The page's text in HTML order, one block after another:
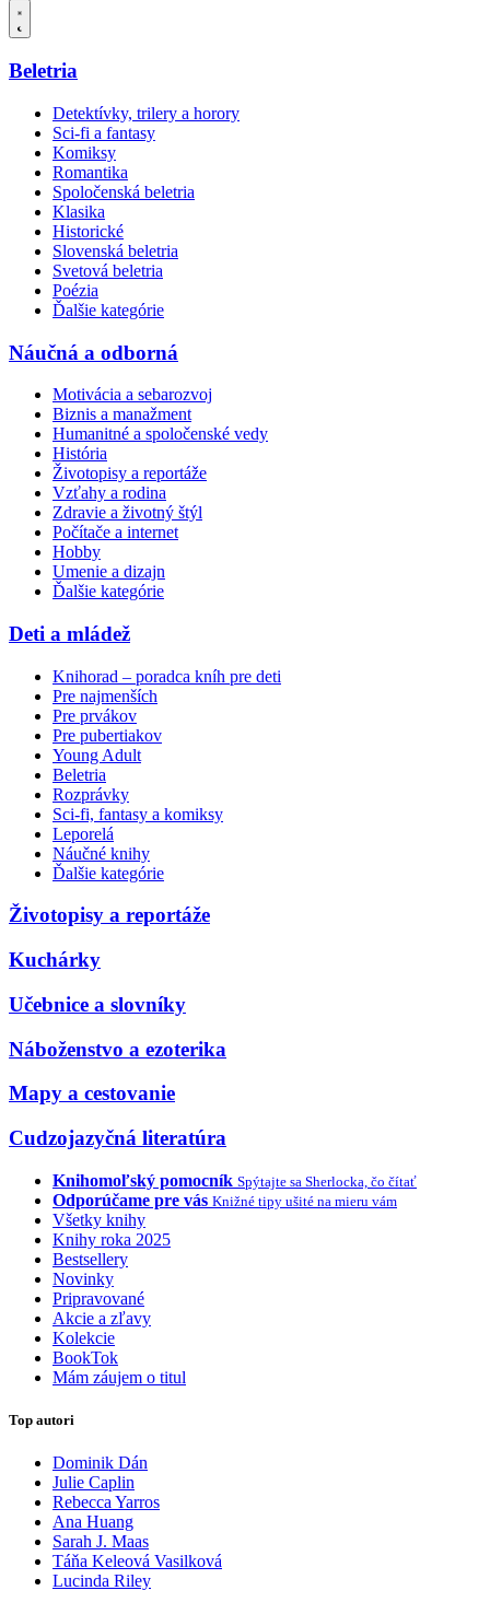
Beletria
Detektívky, trilery a horory
Sci-fi a fantasy
Komiksy
Romantika
Spoločenská beletria
Klasika
Historické
Slovenská beletria
Svetová beletria
Poézia
Ďalšie kategórie
Náučná a odborná
Motivácia a sebarozvoj
Biznis a manažment
Humanitné a spoločenské vedy
História
Životopisy a reportáže
Vzťahy a rodina
Zdravie a životný štýl
Počítače a internet
Hobby
Umenie a dizajn
Ďalšie kategórie
Deti a mládež
Knihorad – poradca kníh pre deti
Pre najmenších
Pre prvákov
Pre pubertiakov
Young Adult
Beletria
Rozprávky
Sci-fi, fantasy a komiksy
Leporelá
Náučné knihy
Ďalšie kategórie
Životopisy a reportáže
Kuchárky
Učebnice a slovníky
Náboženstvo a ezoterika
Mapy a cestovanie
Cudzojazyčná literatúra
Knihomoľský pomocník Spýtajte sa Sherlocka, čo čítať
Odporúčame pre vás Knižné tipy ušité na mieru vám
Všetky knihy
Knihy roka 2025
Bestsellery
Novinky
Pripravované
Akcie a zľavy
Kolekcie
BookTok
Mám záujem o titul
Top autori
Dominik Dán
Julie Caplin
Rebecca Yarros
Ana Huang
Sarah J. Maas
Táňa Keleová Vasilková
Lucinda Riley